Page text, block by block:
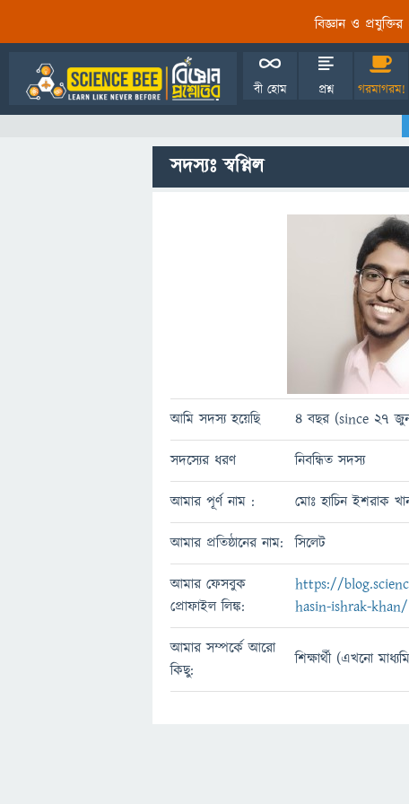
বিজ্ঞান ও
বী হোম প্রশ্ন গরমাগরম!
সদস্যঃ স্বপ্নিল
আমি সদস্য হয়েছি 4 বছর (since 27
সদস্যের ধরণ নিবন্ধিত সদস্য
আমার পূর্ণ নাম : মোঃ হাচিন ইশরাক
আমার প্রতিষ্ঠানের নাম: সিলেট
আমার ফেসবুক
প্রোফাইল লিঙ্ক:
https://
hasin-ishrak-khan/
আমার সম্পর্কে আরো
কিছু:
শিক্ষার্থী (এখনো